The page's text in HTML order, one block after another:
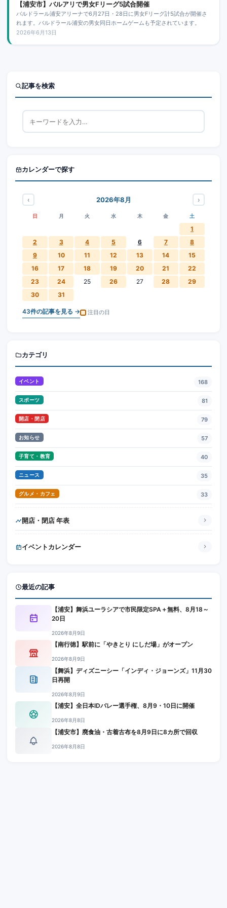
【浦安市】バルアリで男女Fリーグ5試合開催
バルドラール浦安アリーナで6月27日・28日に男女Fリーグ計5試合が開催さ
れます。バルドラール浦安の男女同日ホームゲームも予定されています。
2026年6月13日
記事を検索
カレンダーで探す
‹ 2026年8月 ›
日 月 火 水 木 金 土
1
2
3 4 5 6 7
8
9
10 11 12 13 14
15
16
17 18 19 20 21
22
23
24 25 26 27 28
29
30
31
43件の記事を見る → 注目の日
カテゴリ
イベント 168
スポーツ 81
開店・閉店 79
お知らせ 57
子育て・教育 40
ニュース 35
グルメ・カフェ 33
開店・閉店 年表
イベントカレンダー
最近の記事
【浦安】舞浜ユーラシアで市民限定SPA＋無料、8月18～
20日
2026年8月9日
【南行徳】駅前に「やきとり にしだ場」がオープン
2026年8月9日
【舞浜】ディズニーシー「インディ・ジョーンズ」11月30
日再開
2026年8月9日
【浦安】全日本IDバレー選手権、8月9・10日に開催
2026年8月8日
【浦安市】廃食油・古着古布を8月9日に8カ所で回収
2026年8月8日